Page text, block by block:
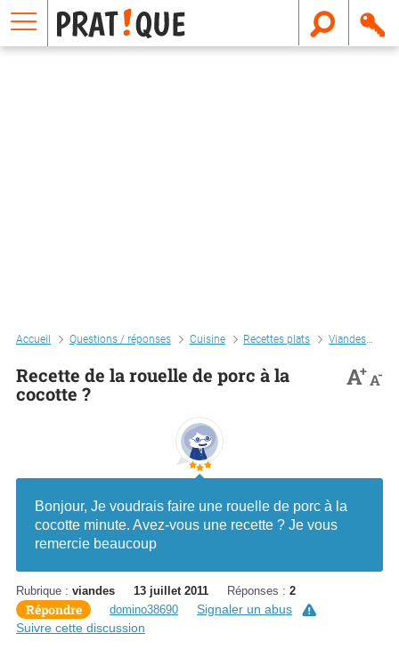
Accueil Questions / réponses Cuisine Recettes plats Viandes
Recette de la rouelle de porc à la
cocotte ?
A+A-
Bonjour, Je voudrais faire une rouelle de porc à la
cocotte minute. Avez-vous une recette ? Je vous
remercie beaucoup
Rubrique : viandes 13 juillet 2011 Réponses : 2
Répondre domino38690
Signaler un abus
Suivre cette discussion
E
m
a